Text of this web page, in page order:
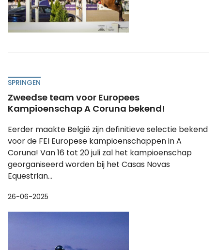
SPRINGEN
Zweedse team voor Europees
Kampioenschap A Coruna bekend!
Eerder maakte België zijn definitieve selectie bekend
voor de FEI Europese kampioenschappen in A
Coruna! Van 16 tot 20 juli zal het kampioenschap
georganiseerd worden bij het Casas Novas
Equestrian...
26-06-2025